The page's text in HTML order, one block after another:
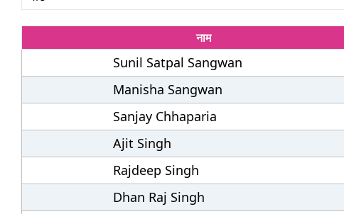
नाम
Sunil Satpal Sangwan
Manisha Sangwan
Sanjay Chhaparia
Ajit Singh
Rajdeep Singh
Dhan Raj Singh